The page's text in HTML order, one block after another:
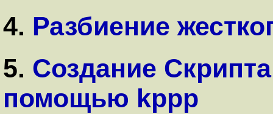
4. Разбиение
5. Создание
помощью kppp